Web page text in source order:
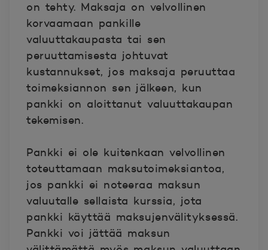
on tehty. Maksaja on velvollinen
korvaamaan pankille
valuuttakaupasta tai sen
peruuttamisesta johtuvat
kustannukset, jos maksaja peruuttaa
toimeksiannon sen jälkeen, kun
pankki on aloittanut valuuttakaupan
tekemisen.
Pankki ei ole kuitenkaan velvollinen
toteuttamaan maksutoimeksiantoa,
jos pankki ei noteeraa maksun
valuutalle sellaista kurssia, jota
pankki käyttää maksujenvälityksessä.
Pankki voi jättää maksun